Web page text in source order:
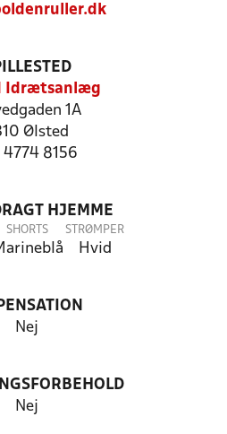
Idrætsanlæg
1A
Ølsted
4774 8156
HJEMME
SHORTS STRØMPER
Hvid
Nej
Nej